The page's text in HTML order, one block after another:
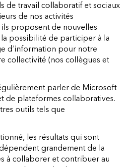
de travail collaboratif et sociaux
de nos activités
proposent de nouvelles
possibilité de participer à la
d’information pour notre
collectivité (nos collègues et
parler de Microsoft
de plateformes collaboratives.
outils tels que
les résultats qui sont
grandement de la
à collaborer et contribuer au